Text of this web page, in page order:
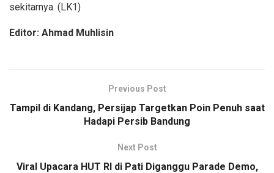
sekitarnya. (LK1)
Editor: Ahmad Muhlisin
Previous Post
Tampil di Kandang, Persijap Targetkan Poin Penuh saat
Hadapi Persib Bandung
Next Post
Viral Upacara HUT RI di Pati Diganggu Parade Demo,